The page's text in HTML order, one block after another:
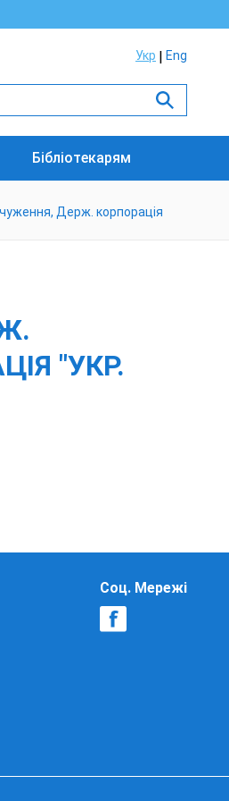
Укр Eng
Бібліотекарям
Держ. корпорація
"УКР.
Соц. Мережі